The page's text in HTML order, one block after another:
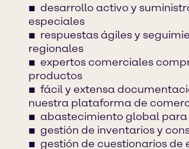
desarrollo activo y
especiales
respuestas ágiles y
regionales
expertos comerciales
productos
fácil y extensa
nuestra plataforma de
abastecimiento global
gestión de inventarios y
gestión de cuestionarios de